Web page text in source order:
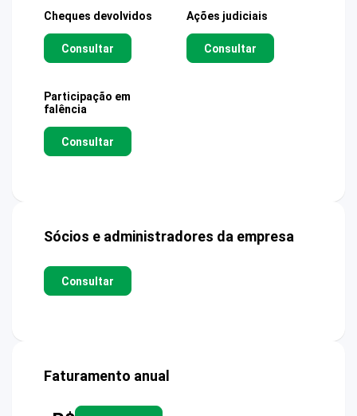
Cheques devolvidos
Consultar
Ações judiciais
Consultar
Participação em
falência
Consultar
Sócios e administradores da empresa
Consultar
Faturamento anual